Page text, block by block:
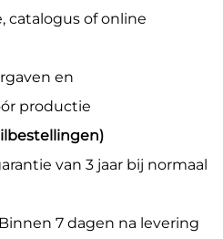
catalogus of online
en
productie
van 3 jaar bij normaal
7 dagen na levering